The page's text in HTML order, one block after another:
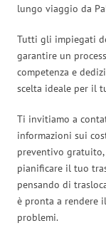
lungo viaggio da
Tutti gli impiegati
garantire un
competenza e
scelta ideale per il
Ti invitiamo a
informazioni sui
preventivo gratuito,
pianificare il tuo
pensando di
è pronta a rendere
problemi.